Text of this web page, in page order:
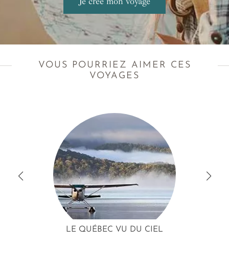
VOUS POURRIEZ AIMER CES
VOYAGES
LE QUÉBEC VU DU CIEL